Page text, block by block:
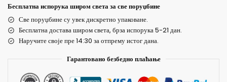
Бесплатна испорука широм света за све поруџбине
Све поруџбине су увек дискретно упаковане.
Бесплатна достава широм света, брза испорука 5-21 дан.
Наручите своје пре 14:30 за отпрему истог дана.
Гарантовано безбедно плаћање